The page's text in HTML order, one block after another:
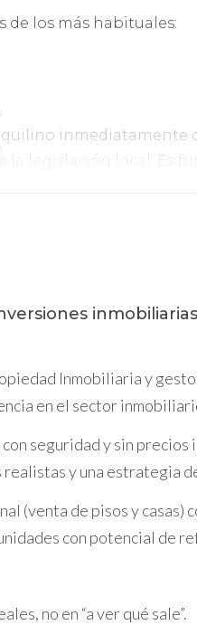
de los más habituales:
inmediatamente
la legislación local. Es
durante años. No
sin ingresos por
Antes de la
desalojo en seis
para asesorarte
las condiciones del
y planificación,
Inmobiliaria y
en el sector
seguridad y sin precios
realistas y una estrategia
(venta de pisos y casas)
con potencial de
no en “a ver qué sale”.